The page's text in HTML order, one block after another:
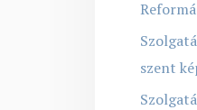
szent